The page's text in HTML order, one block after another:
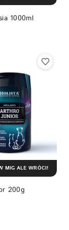
1000ml
200g
MIG ALE WRÓCI!